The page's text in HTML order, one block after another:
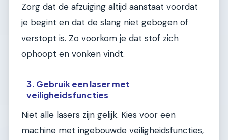
Zorg dat de afzuiging altijd aanstaat voordat
je begint en dat de slang niet gebogen of
verstopt is. Zo voorkom je dat stof zich
ophoopt en vonken vindt.
3. Gebruik een laser met
veiligheidsfuncties
Niet alle lasers zijn gelijk. Kies voor een
machine met ingebouwde veiligheidsfuncties,